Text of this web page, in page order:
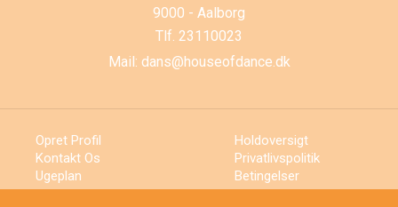
9000 - Aalborg
Tlf. 23110023
Mail: dans@houseofdance.dk
Opret Profil
Holdoversigt
Kontakt Os
Privatlivspolitik
Ugeplan
Betingelser